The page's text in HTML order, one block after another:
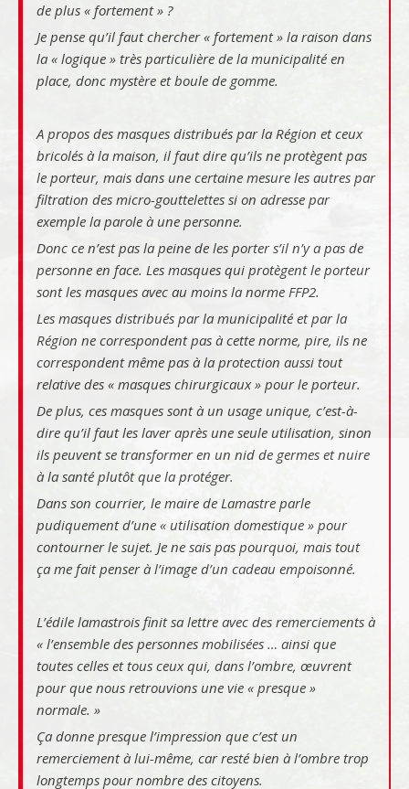
de plus « fortement» ?
Je pense qu’il faut chercher « fortement » la raison dans
la « logique » très particulière de la municipalité en
place, donc mystère et boule de gomme.
A propos des masques distribués par la Région et ceux
bricolés à la maison, il faut dire qu’ils ne protègent pas
le porteur, mais dans une certaine mesure les autres par
filtration des micro-gouttelettes si on adresse par
exemple la parole à une personne.
Donc ce n’est pas la peine de les porter s’il n’y a pas de
personne en face. Les masques qui protègent le porteur
sont les masques avec au moins la norme FFP2.
Les masques distribués par la municipalité et par la
Région ne correspondent pas à cette norme, pire, ils ne
correspondent même pas à la protection aussi tout
relative des « masques chirurgicaux » pour le porteur.
De plus, ces masques sont à un usage unique, c’est-à-
dire qu’il faut les laver après une seule utilisation, sinon
ils peuvent se transformer en un nid de germes et nuire
à la santé plutôt que la protéger.
Dans son courrier, le maire de Lamastre parle
pudiquement d’une « utilisation domestique » pour
contourner le sujet. Je ne sais pas pourquoi, mais tout
ça me fait penser à l’image d’un cadeau empoisonné.
L’édile lamastrois finit sa lettre avec des remerciements à
« l’ensemble des personnes mobilisées … ainsi que
toutes celles et tous ceux qui, dans l’ombre, œuvrent
pour que nous retrouvions une vie « presque »
normale. »
Ça donne presque l’impression que c’est un
remerciement à lui-même, car resté bien à l’ombre trop
longtemps pour nombre des citoyens.